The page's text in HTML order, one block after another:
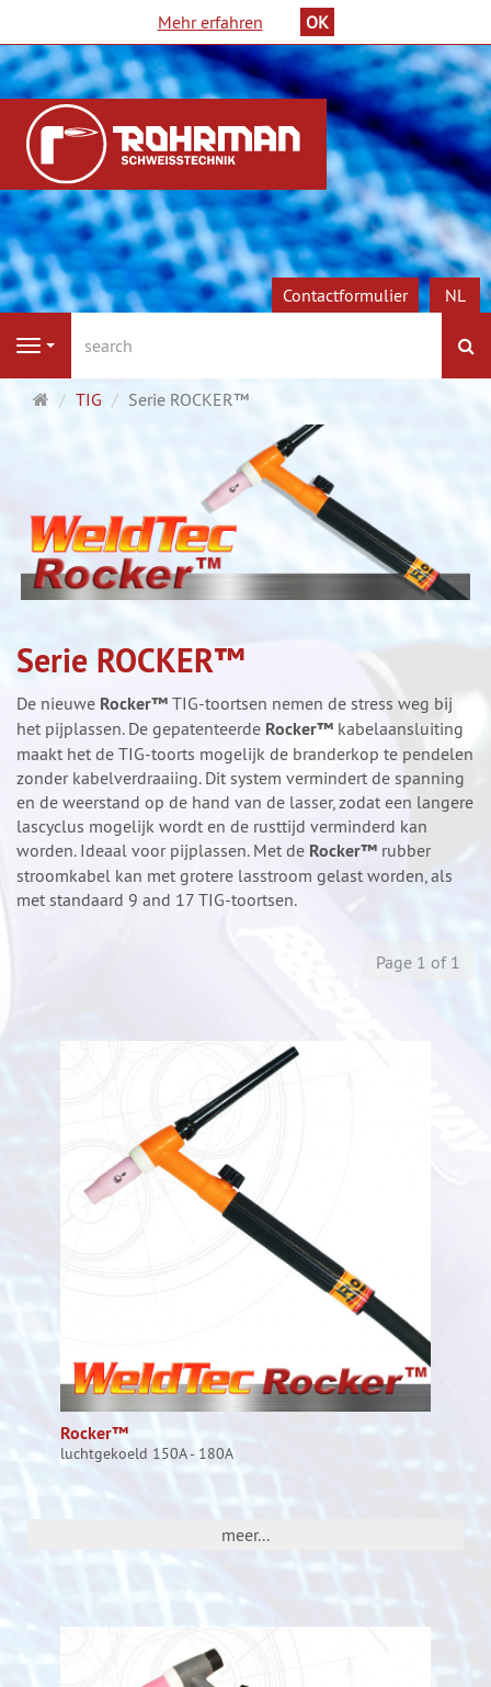
Mehr erfahren OK
Contactformulier NL
Navigation
Startpagina
TIG Serie ROCKER™
Serie ROCKER™
De nieuwe Rocker™ TIG-toortsen nemen de stress weg bij
het pijplassen. De gepatenteerde Rocker™ kabelaansluiting
maakt het de TIG-toorts mogelijk de branderkop te pendelen
zonder kabelverdraaiing. Dit system vermindert de spanning
en de weerstand op de hand van de lasser, zodat een langere
lascyclus mogelijk wordt en de rusttijd verminderd kan
worden. Ideaal voor pijplassen. Met de Rocker™ rubber
stroomkabel kan met grotere lasstroom gelast worden, als
met standaard 9 and 17 TIG-toortsen.
Page 1 of 1
Rocker™
luchtgekoeld 150A - 180A
meer...